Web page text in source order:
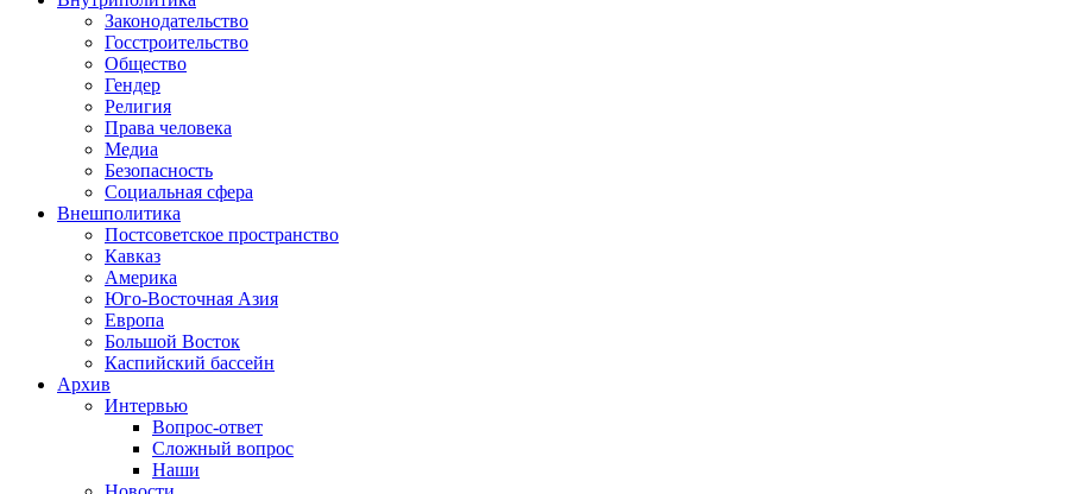
Законодательство
Госстроительство
Общество
Гендер
Религия
Права человека
Медиа
Безопасность
Социальная сфера
Внешполитика
Постсоветское пространство
Кавказ
Америка
Юго-Восточная Азия
Европа
Большой Восток
Каспийский бассейн
Архив
Интервью
Вопрос-ответ
Сложный вопрос
Наши